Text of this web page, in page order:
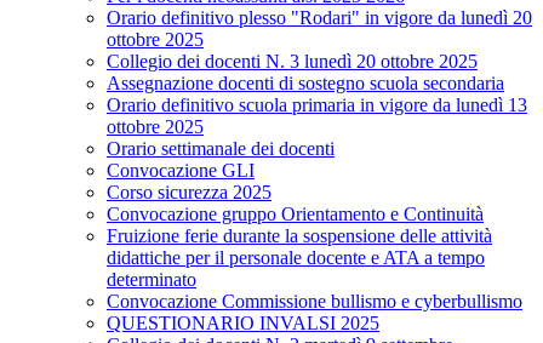
Orario definitivo plesso "Rodari" in vigore da lunedì 20
ottobre 2025
Collegio dei docenti N. 3 lunedì 20 ottobre 2025
Assegnazione docenti di sostegno scuola secondaria
Orario definitivo scuola primaria in vigore da lunedì 13
ottobre 2025
Orario settimanale dei docenti
Convocazione GLI
Corso sicurezza 2025
Convocazione gruppo Orientamento e Continuità
Fruizione ferie durante la sospensione delle attività
didattiche per il personale docente e ATA a tempo
determinato
Convocazione Commissione bullismo e cyberbullismo
QUESTIONARIO INVALSI 2025